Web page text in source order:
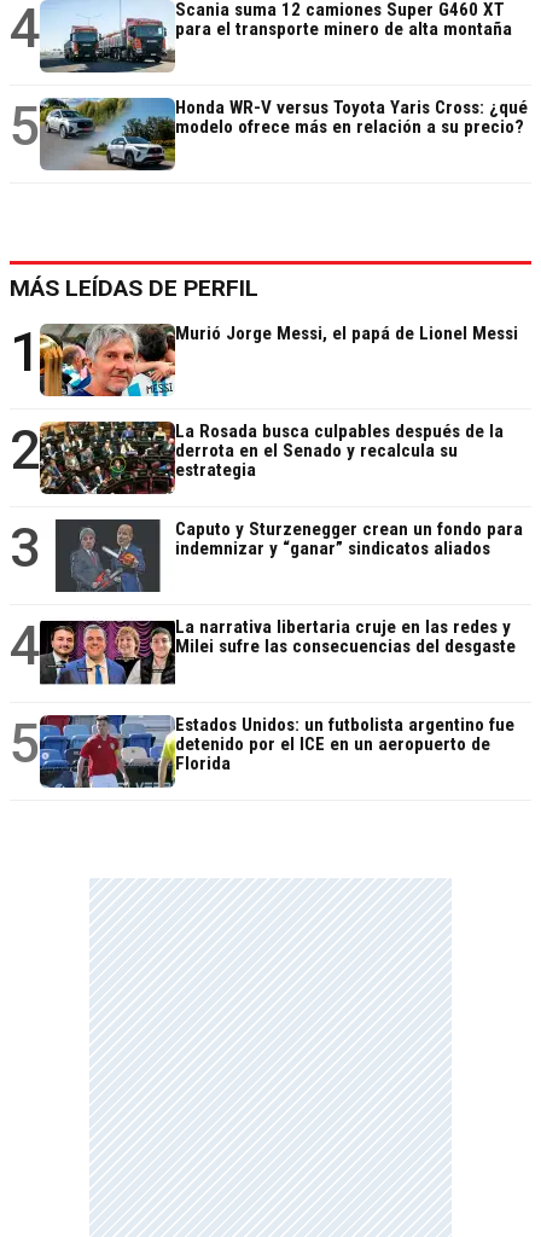
4
Scania suma 12 camiones Super G460 XT
para el transporte minero de alta montaña
5
Honda WR-V versus Toyota Yaris Cross: ¿qué
modelo ofrece más en relación a su precio?
MÁS LEÍDAS DE PERFIL
1 Murió Jorge Messi, el papá de Lionel Messi
2
La Rosada busca culpables después de la
derrota en el Senado y recalcula su
estrategia
3
Caputo y Sturzenegger crean un fondo para
indemnizar y “ganar” sindicatos aliados
4
La narrativa libertaria cruje en las redes y
Milei sufre las consecuencias del desgaste
5
Estados Unidos: un futbolista argentino fue
detenido por el ICE en un aeropuerto de
Florida